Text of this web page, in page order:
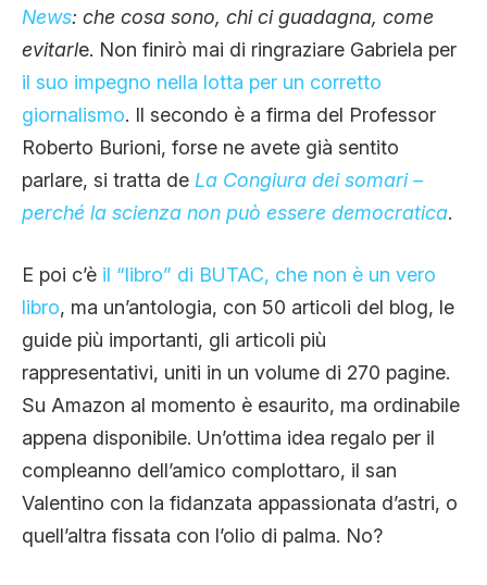
News: che cosa sono, chi ci guadagna, come
evitarle. Non finirò mai di ringraziare Gabriela per
il suo impegno nella lotta per un corretto
giornalismo. Il secondo è a firma del Professor
Roberto Burioni, forse ne avete già sentito
parlare, si tratta de La Congiura dei somari –
perché la scienza non può essere democratica.
E poi c’è il “libro” di BUTAC, che non è un vero
libro, ma un’antologia, con 50 articoli del blog, le
guide più importanti, gli articoli più
rappresentativi, uniti in un volume di 270 pagine.
Su Amazon al momento è esaurito, ma ordinabile
appena disponibile. Un’ottima idea regalo per il
compleanno dell’amico complottaro, il san
Valentino con la fidanzata appassionata d’astri, o
quell’altra fissata con l’olio di palma. No?